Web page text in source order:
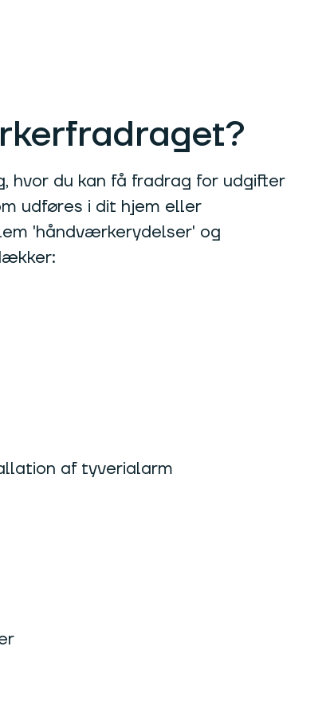
hvor du kan få fradrag for udgifter
udføres i dit hjem eller
'håndværkerydelser' og
af tyverialarm